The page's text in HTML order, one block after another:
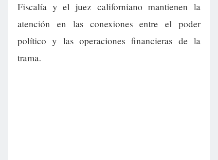
Fiscalía y el juez californiano mantienen la
atención en las conexiones entre el poder
político y las operaciones financieras de la
trama.